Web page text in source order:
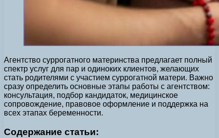
Агентство суррогатного материнства предлагает полный
спектр услуг для пар и одиноких клиентов, желающих
стать родителями с участием суррогатной матери. Важно
сразу определить основные этапы работы с агентством:
консультация, подбор кандидаток, медицинское
сопровождение, правовое оформление и поддержка на
всех этапах беременности.
Содержание статьи: